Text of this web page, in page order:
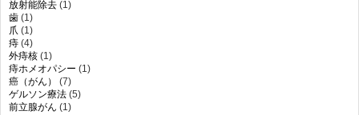
放射能除去 (1)
歯 (1)
爪 (1)
痔 (4)
外痔核 (1)
痔ホメオパシー (1)
癌（がん）
(7)
ゲルソン療法 (5)
前立腺がん (1)